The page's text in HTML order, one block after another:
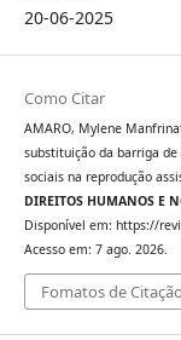
20-06-2025
Como Citar
AMARO, Mylene
substituição da barriga
sociais na reprodução
DIREITOS HUMANOS E
Disponível em: https://
Acesso em: 7 ago. 2026.
Fomatos de Citação